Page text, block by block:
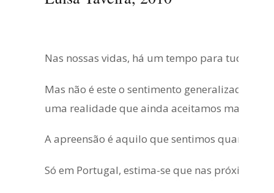
Nas nossas vidas, há um tempo para tudo, e
Mas não é este o sentimento generalizado
uma realidade que ainda aceitamos mal.
A apreensão é aquilo que sentimos quando
Só em Portugal, estima-se que nas próximas